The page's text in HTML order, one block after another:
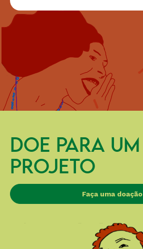
DOE PARA UM
PROJETO
Faça uma doação